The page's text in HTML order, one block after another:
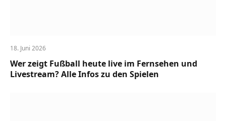
18. Juni 2026
Wer zeigt Fußball heute live im Fernsehen und
Livestream? Alle Infos zu den Spielen